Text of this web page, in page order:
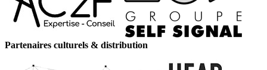
Partenaires culturels & distribution